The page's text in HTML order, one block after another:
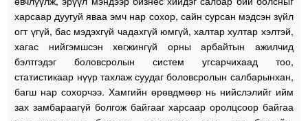
харсаар дуугуй яваа эмч нар сохор, сайн сурсан мэдсэн зүйл
огт үгүй, бас мэдэхгүй чадахгүй юмгүй, халтар хултар хэлтэй,
хагас нийгэмшсэн хөгжингүй орны арбайтын ажилчид
бэлтгэдэг боловсролын систем угсарчихаад тоо,
статистикаар нүүр тахлаж суудаг боловсролын салбарынхан,
багш нар сохорчээ. Хамгийн өрөвдмөөр нь нийслэлийг ийм
зах замбараагүй болгож байгааг харсаар оролцсоор байгаа